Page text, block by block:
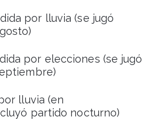
por lluvia (se jugó
por elecciones (se jugó
lluvia (en
partido nocturno)